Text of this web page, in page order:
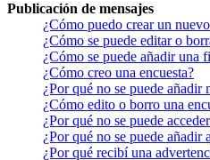
Publicación de mensajes
¿Cómo puedo crear un
¿Cómo se puede editar o
¿Cómo se puede añadir una
¿Cómo creo una encuesta?
¿Por qué no se puede añadir
¿Cómo edito o borro una
¿Por qué no se puede
¿Por qué no se puede añadir
¿Por qué recibí una